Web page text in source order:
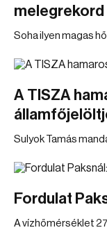
melegrekord
Soha ilyen magas
A TISZA
Sulyok Tamás
Fordulat
A vízhőmérséklet